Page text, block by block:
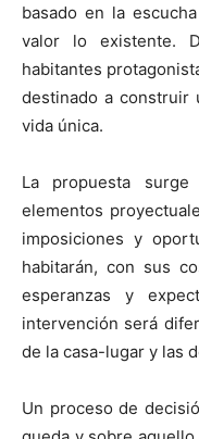
basado en la
valor lo existente.
habitantes
destinado a construir
vida única.
La propuesta
elementos
imposiciones y
habitarán, con sus
esperanzas y
intervención será
de la casa-lugar y las
Un proceso de